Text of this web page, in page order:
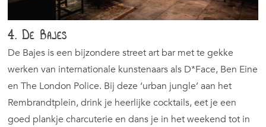
4. De Bajes
De Bajes is een bijzondere street art bar met te gekke
werken van internationale kunstenaars als D*Face, Ben Eine
en The London Police. Bij deze ‘urban jungle’ aan het
Rembrandtplein, drink je heerlijke cocktails, eet je een
goed plankje charcuterie en dans je in het weekend tot in